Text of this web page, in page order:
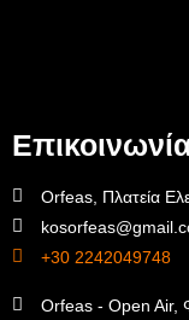
Orfeas, Πλατεία
+30 2242049748
Orfeas - Open Air,